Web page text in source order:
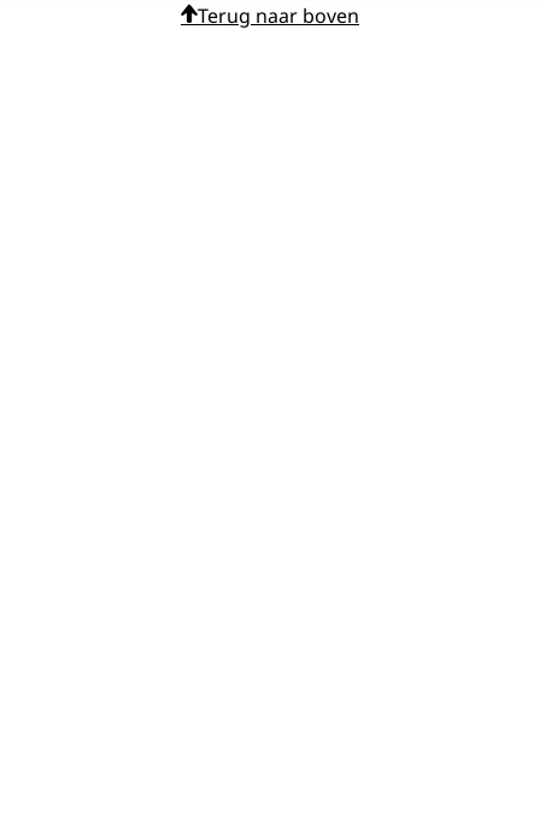
Terug naar boven